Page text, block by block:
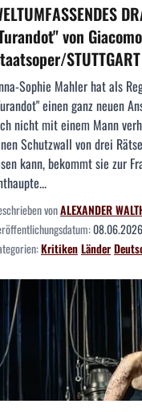
von
STUTTGART
Sophie Mahler hat als
einen ganz neuen
nicht mit einem Mann
Schutzwall von drei
kann, bekommt sie zur
vonALEXANDER
08.06.2026
KritikenLänder